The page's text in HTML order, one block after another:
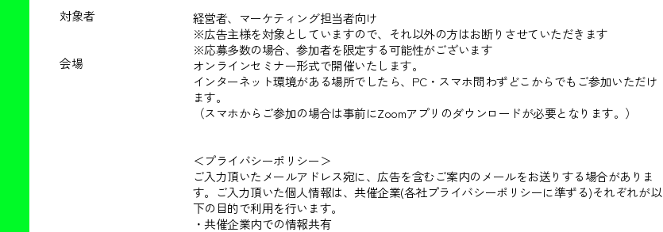
対象者
経営者、マーケティング担当者向け
※広告主様を対象としていますので、それ以外の方はお断りさせていただきます
※応募多数の場合、参加者を限定する可能性がございます
会場
オンラインセミナー形式で開催いたします。
インターネット環境がある場所でしたら、PC・スマホ問わずどこからでもご参加いただけ
ます。
（スマホからご参加の場合は事前にZoomアプリのダウンロードが必要となります。）
＜プライバシーポリシー＞
ご入力頂いたメールアドレス宛に、広告を含むご案内のメールをお送りする場合がありま
す。ご入力頂いた個人情報は、共催企業(各社プライバシーポリシーに準ずる)それぞれが以
下の目的で利用を行います。
・共催企業内での情報共有